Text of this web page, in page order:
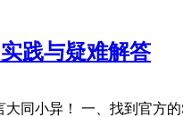
践与疑难解答
同小异！ 一、找到官方